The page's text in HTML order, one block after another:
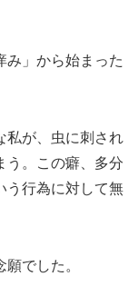
み」から始まった
私が、虫に刺され
う。この癖、多分
う行為に対して無
でした。